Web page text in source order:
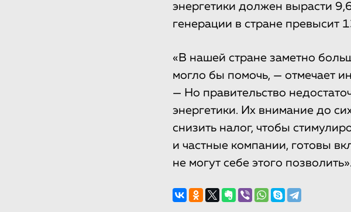
энергетики должен вырасти
генерации в стране превысит
«В нашей стране заметно
могло бы помочь, — отмечает
— Но правительство
энергетики. Их внимание до
снизить налог, чтобы
и частные компании, готовы
не могут себе этого позволить».